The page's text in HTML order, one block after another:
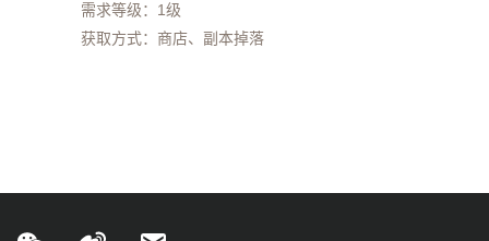
需求等级：1级
获取方式：商店、副本掉落